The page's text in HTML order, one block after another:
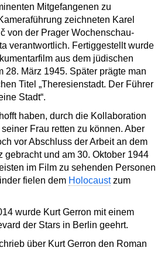
Mitgefangenen zu
zeichneten Karel
von der Prager Wochenschau-
verantwortlich. Fertiggestellt wurde
aus dem jüdischen
28. März 1945. Später prägte man
Titel „Theresienstadt. Der Führer
Stadt“.
haben, durch die Kollaboration
Frau retten zu können. Aber
vor Abschluss der Arbeit an dem
gebracht und am 30. Oktober 1944
im Film zu sehenden Personen
fielen dem Holocaustzum
wurde Kurt Gerron mit einem
der Stars in Berlin geehrt.
über Kurt Gerron den Roman